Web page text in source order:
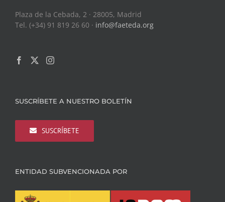
Plaza de la Cebada, 2 · 28005, Madrid
Tel. (+34) 91 819 26 60 · info@faeteda.org
SUSCRÍBETE A NUESTRO BOLETÍN
SUSCRÍBETE
ENTIDAD SUBVENCIONADA POR